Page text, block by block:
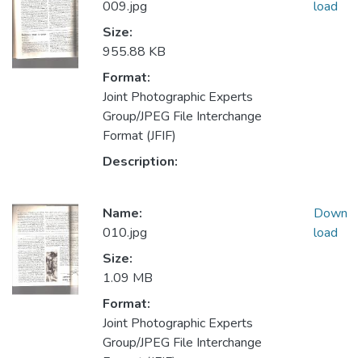
009.jpg
Size:
955.88 KB
Format:
Joint Photographic Experts
Group/JPEG File Interchange
Format (JFIF)
Description:
load
Name:
010.jpg
Size:
1.09 MB
Format:
Joint Photographic Experts
Group/JPEG File Interchange
Down
load